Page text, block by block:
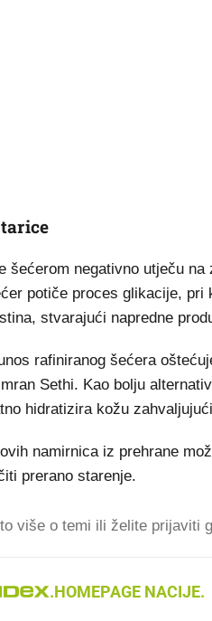
šećerom negativno utječu
potiče proces glikacije,
stvarajući napredne
rafiniranog šećera
Sethi. Kao bolju
hidratizira kožu
namirnica iz prehrane
prerano starenje.
više o temi ili želite prijaviti
.HOMEPAGE NACIJE.